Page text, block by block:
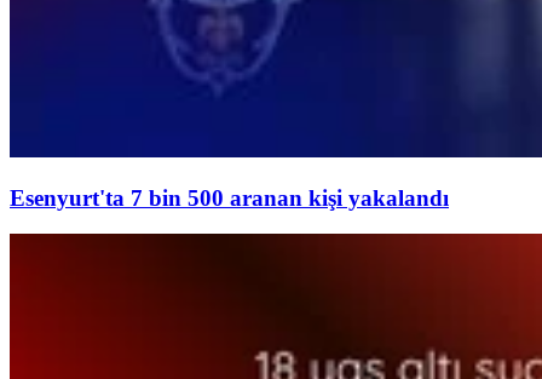
Esenyurt'ta 7 bin 500 aranan kişi yakalandı